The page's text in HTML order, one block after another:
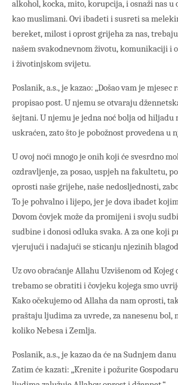
alkohol, kocka, mito, korupcija, i osnaži nas
kao muslimani. Ovi ibadeti i susreti sa
bereket, milost i oprost grijeha za nas,
našem svakodnevnom životu, komunikaciji
i životinjskom svijetu.
Poslanik, a.s., je kazao: „Došao vam je
propisao post. U njemu se otvaraju
šejtani. U njemu je jedna noć bolja od hiljadu
uskraćen, zato što je pobožnost provedena
U ovoj noći mnogo je onih koji će svesrdno
ozdravljenje, za posao, uspjeh na fakultetu,
oprosti naše grijehe, naše nedosljednosti,
To je pohvalno i lijepo, jer je dova ibadet
Dovom čovjek može da promijeni i svoju
sudbine i donosi odluka svaka. A za one koji
vjerujući i nadajući se sticanju njezinih
Uz ovo obraćanje Allahu Uzvišenom od
trebamo se obratiti i čovjeku kojega smo
Kako očekujemo od Allaha da nam oprosti,
praštaju ljudima za uvrede, za nanesenu
koliko Nebesa i Zemlja.
Poslanik, a.s., je kazao da će na Sudnjem
Zatim će kazati: „Krenite i požurite